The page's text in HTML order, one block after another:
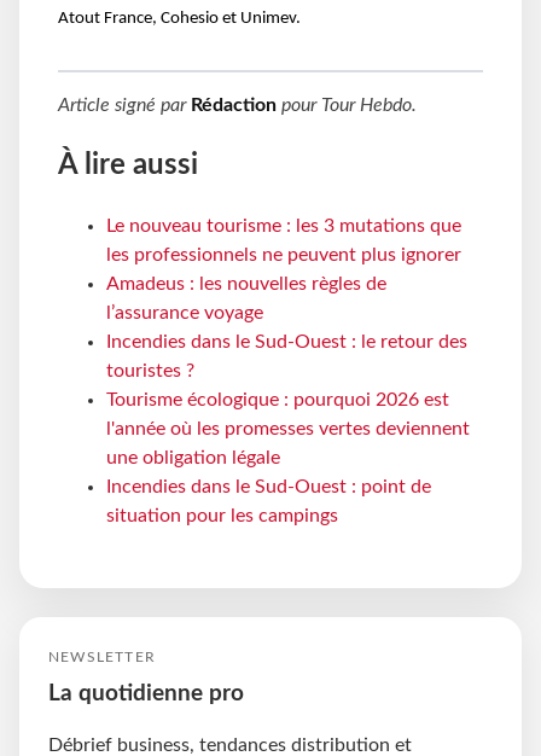
Atout France, Cohesio et Unimev.
Article signé par Rédaction pour Tour Hebdo.
À lire aussi
Le nouveau tourisme : les 3 mutations que
les professionnels ne peuvent plus ignorer
Amadeus : les nouvelles règles de
l’assurance voyage
Incendies dans le Sud-Ouest : le retour des
touristes ?
Tourisme écologique : pourquoi 2026 est
l'année où les promesses vertes deviennent
une obligation légale
Incendies dans le Sud-Ouest : point de
situation pour les campings
NEWSLETTER
La quotidienne pro
Débrief business, tendances distribution et